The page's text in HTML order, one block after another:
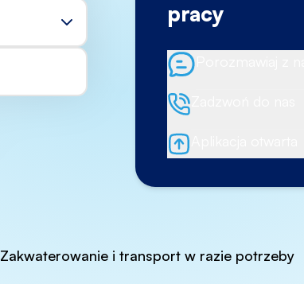
pracy
Zakwaterowanie i transport w razie potrzeby